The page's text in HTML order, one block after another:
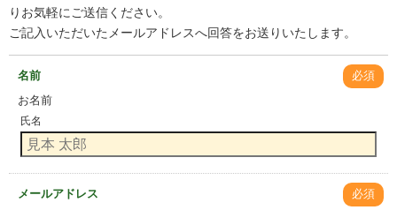
りお気軽にご送信ください。
ご記入いただいたメールアドレスへ回答をお送りいたします。
名前
必須
お名前
氏名
メールアドレス
必須